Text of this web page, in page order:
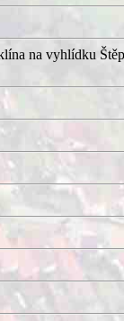
na vyhlídku